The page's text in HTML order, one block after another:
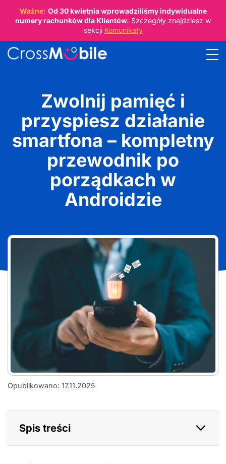
Ważne: Od 30 kwietniawprowadziliśmy indywidualne
numery rachunków dla Klientów. Szczegóły znajdziesz w
sekcji Komunikaty
Zwolnij pamięć i
przyspiesz działanie
smartfona – kompletny
przewodnik po
porządkach w
Androidzie
pamięć
przyspiesz
smartfona
kompletny
Opublikowano: 17.11.2025
Spis treści